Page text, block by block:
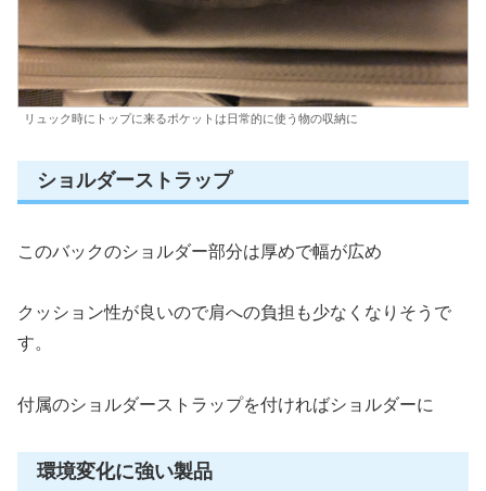
リュック時にトップに来るポケットは日常的に使う物の収納に
ショルダーストラップ
このバックのショルダー部分は厚めで幅が広め
クッション性が良いので肩への負担も少なくなりそうで
す。
付属のショルダーストラップを付ければショルダーに
環境変化に強い製品